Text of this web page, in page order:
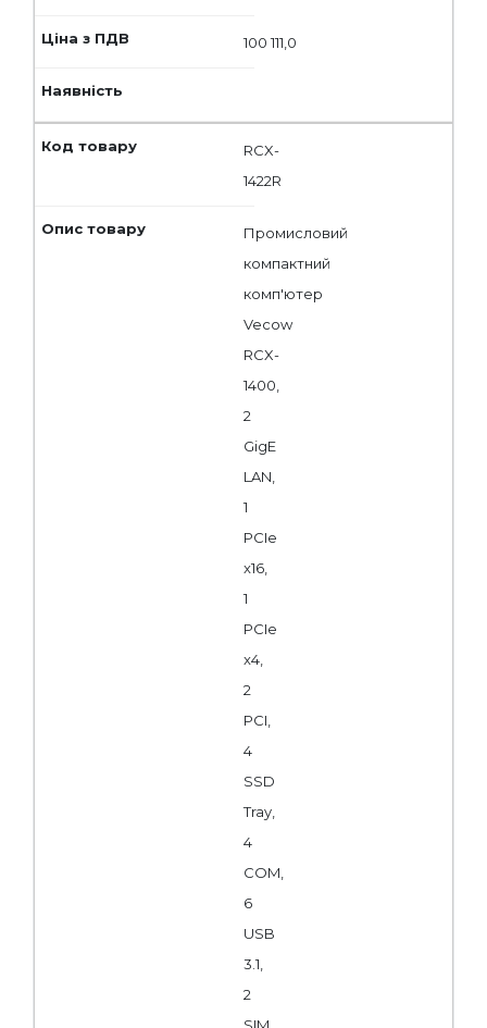
100 111,0
RCX-
1422R
Промисловий
компактний
комп'ютер
Vecow
RCX-
1400,
2
GigE
LAN,
1
PCIe
x16,
1
PCIe
x4,
2
PCI,
4
SSD
Tray,
4
COM,
6
USB
3.1,
2